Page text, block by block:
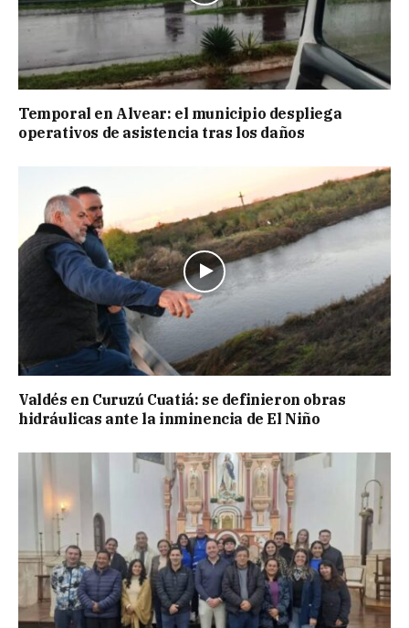
Temporal en Alvear: el municipio despliega
operativos de asistencia tras los daños
Valdés en Curuzú Cuatiá: se definieron obras
hidráulicas ante la inminencia de El Niño